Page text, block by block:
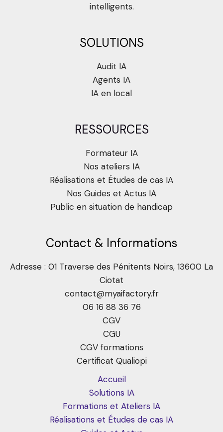
intelligents.
SOLUTIONS
Audit IA
Agents IA
IA en local
RESSOURCES
Formateur IA
Nos ateliers IA
Réalisations et Études de cas IA
Nos Guides et Actus IA
Public en situation de handicap
Contact & Informations
Adresse : 01 Traverse des Pénitents Noirs, 13600 La
Ciotat
contact@myaifactory.fr
06 16 88 36 76
CGV
CGU
CGV formations
Certificat Qualiopi
Accueil
Solutions IA
Formations et Ateliers IA
Réalisations et Études de cas IA